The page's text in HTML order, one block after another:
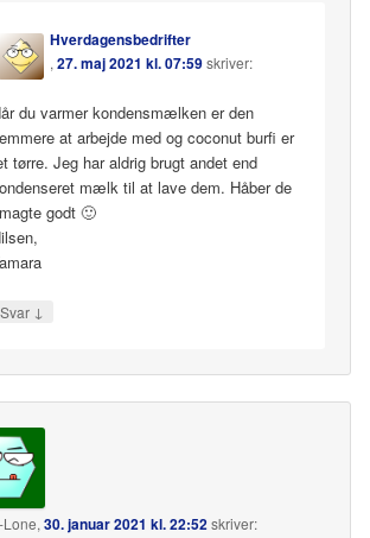
Hverdagensbedrifter
,27. maj 2021 kl. 07:59skriver:
du varmer kondensmælken er den
at arbejde med og coconut burfi er
tørre. Jeg har aldrig brugt andet end
mælk til at lave dem. Håber de
godt 🙂
Svar ↓
,30. januar 2021 kl. 22:52skriver: